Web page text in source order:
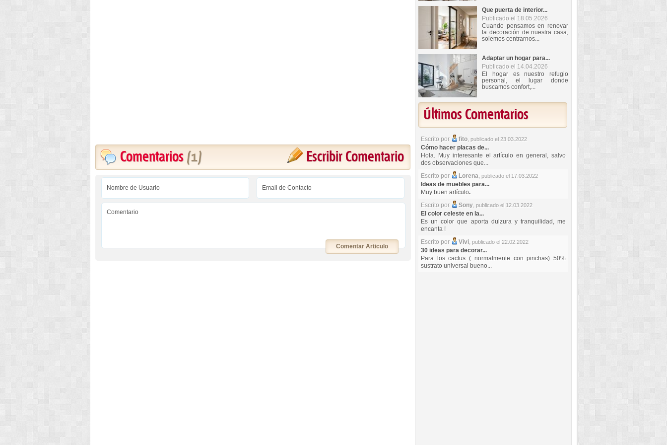
Escribir Comentario
Comentarios (1)
Comentar Articulo
Que puerta de interior...
Publicado el 18.05.2026
Cuando pensamos en renovar
la decoración de nuestra casa,
solemos centrarnos...
Adaptar un hogar para...
Publicado el 14.04.2026
El hogar es nuestro refugio
personal, el lugar donde
buscamos confort,...
Últimos Comentarios
Escrito por fito, publicado el 23.03.2022
Cómo hacer placas de...
Hola. Muy interesante el artículo en general, salvo
dos observaciones que...
Escrito por
Lorena, publicado el 17.03.2022
Ideas de muebles para...
Muy buen artículo.
Escrito por
Sony, publicado el 12.03.2022
El color celeste en la...
Es un color que aporta dulzura y tranquilidad, me
encanta !
Escrito por
Vivi, publicado el 22.02.2022
30 ideas para decorar...
Para los cactus ( normalmente con pinchas) 50%
sustrato universal bueno...